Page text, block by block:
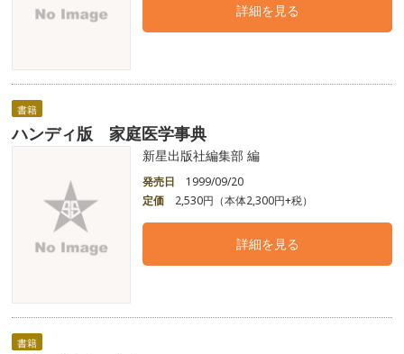
詳細を見る
書籍
ハンディ版 家庭医学事典
新星出版社編集部 編
発売日
1999/09/20
定価
2,530円（本体2,300円+税）
詳細を見る
書籍